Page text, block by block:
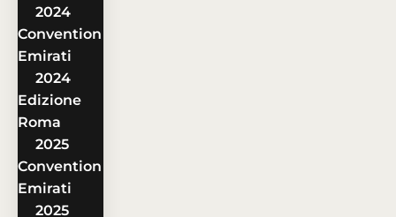
2024
Convention
Emirati
2024
Edizione
Roma
2025
Convention
Emirati
2025